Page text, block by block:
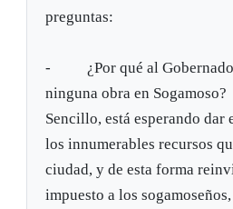
preguntas:
- ¿Por qué al Gobernador
ninguna obra en Sogamoso?
Sencillo, está esperando dar
los innumerables recursos
ciudad, y de esta forma
impuesto a los